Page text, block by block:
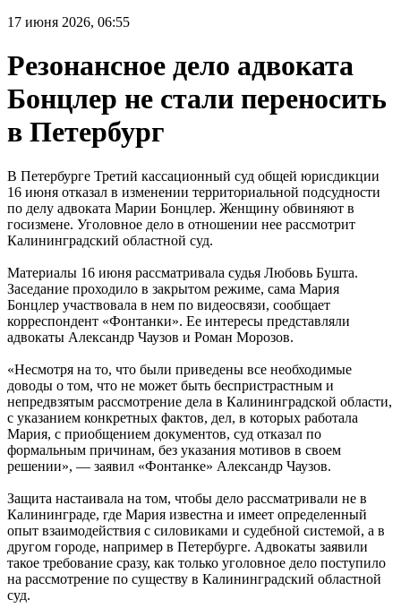
17 июня 2026, 06:55
Резонансное дело адвоката
Бонцлер не стали переносить
в Петербург
В Петербурге Третий кассационный суд общей юрисдикции
16 июня отказал в изменении территориальной подсудности
по делу адвоката Марии Бонцлер. Женщину обвиняют в
госизмене. Уголовное дело в отношении нее рассмотрит
Калининградский областной суд.
Материалы 16 июня рассматривала судья Любовь Бушта.
Заседание проходило в закрытом режиме, сама Мария
Бонцлер участвовала в нем по видеосвязи, сообщает
корреспондент «Фонтанки». Ее интересы представляли
адвокаты Александр Чаузов и Роман Морозов.
«Несмотря на то, что были приведены все необходимые
доводы о том, что не может быть беспристрастным и
непредвзятым рассмотрение дела в Калининградской области,
с указанием конкретных фактов, дел, в которых работала
Мария, с приобщением документов, суд отказал по
формальным причинам, без указания мотивов в своем
решении», — заявил «Фонтанке» Александр Чаузов.
Защита настаивала на том, чтобы дело рассматривали не в
Калининграде, где Мария известна и имеет определенный
опыт взаимодействия с силовиками и судебной системой, а в
другом городе, например в Петербурге. Адвокаты заявили
такое требование сразу, как только уголовное дело поступило
на рассмотрение по существу в Калининградский областной
суд.